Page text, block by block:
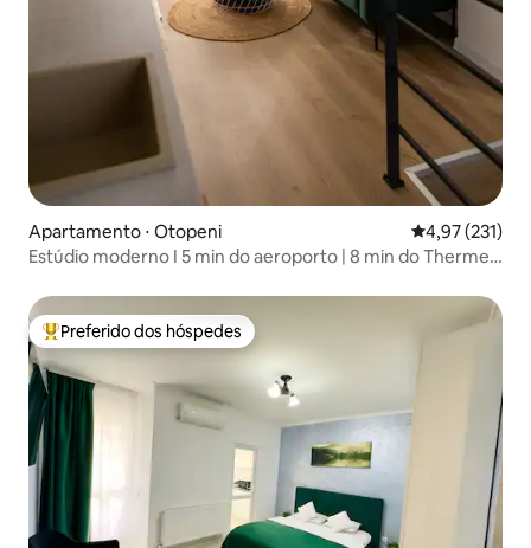
Apartamento ⋅ Otopeni 4,97 de uma
4,97 (231)
Estúdio moderno I 5 min do aeroporto | 8 min do Therme
Entre os melhores preferidos dos hóspedes
Preferido dos hóspedes